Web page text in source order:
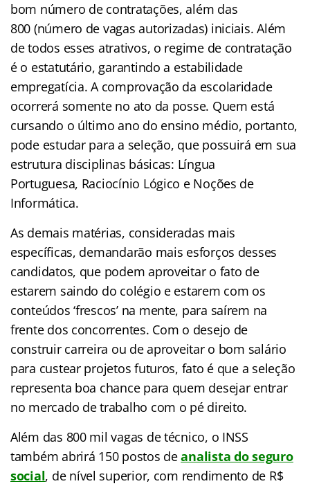
bom número de contratações, além das
800 (número de vagas autorizadas) iniciais. Além
de todos esses atrativos, o regime de contratação
é o estatutário, garantindo a estabilidade
empregatícia. A comprovação da escolaridade
ocorrerá somente no ato da posse. Quem está
cursando o último ano do ensino médio, portanto,
pode estudar para a seleção, que possuirá em sua
estrutura disciplinas básicas: Língua
Portuguesa, Raciocínio Lógico e Noções de
Informática.
As demais matérias, consideradas mais
específicas, demandarão mais esforços desses
candidatos, que podem aproveitar o fato de
estarem saindo do colégio e estarem com os
conteúdos ‘frescos’ na mente, para saírem na
frente dos concorrentes. Com o desejo de
construir carreira ou de aproveitar o bom salário
para custear projetos futuros, fato é que a seleção
representa boa chance para quem desejar entrar
no mercado de trabalho com o pé direito.
Além das 800 mil vagas de técnico, o INSS
também abrirá 150 postos deanalista do seguro
social, de nível superior, com rendimento de R$